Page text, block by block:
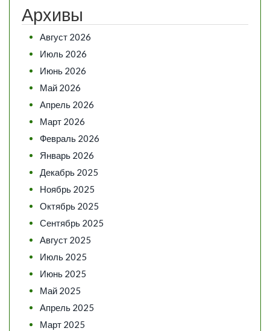
Архивы
Август 2026
Июль 2026
Июнь 2026
Май 2026
Апрель 2026
Март 2026
Февраль 2026
Январь 2026
Декабрь 2025
Ноябрь 2025
Октябрь 2025
Сентябрь 2025
Август 2025
Июль 2025
Июнь 2025
Май 2025
Апрель 2025
Март 2025